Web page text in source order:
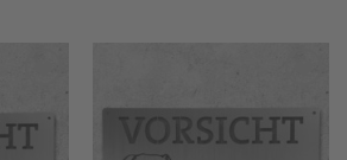
Merkzettel
hinzufügen